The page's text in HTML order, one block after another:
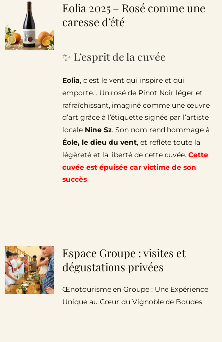
Eolia 2025 – Rosé comme une
caresse d’été
✨ L’esprit de la cuvée
Eolia, c’est le vent qui inspire et qui
emporte… Un rosé de Pinot Noir léger et
rafraîchissant, imaginé comme une œuvre
d’art grâce à l’étiquette signée par l’artiste
locale Nine Sz. Son nom rend hommage à
Éole, le dieu du vent, et reflète toute la
légèreté et la liberté de cette cuvée. Cette
cuvée est épuisée car victime de son
succès
Espace Groupe : visites et
dégustations privées
Œnotourisme en Groupe : Une Expérience
Unique au Cœur du Vignoble de Boudes